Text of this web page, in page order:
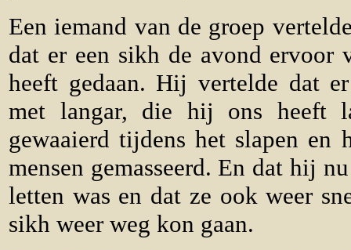
Een iemand van de groep
dat er een sikh de avond ervoor
heeft gedaan. Hij vertelde dat
met langar, die hij ons heeft
gewaaierd tijdens het slapen en
mensen gemasseerd. En dat hij
letten was en dat ze ook weer
sikh weer weg kon gaan.